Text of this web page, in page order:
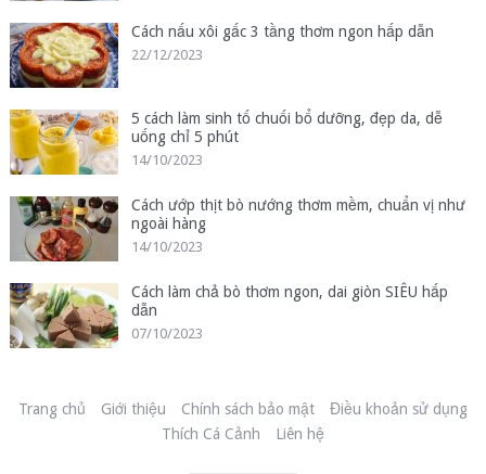
Cách nấu xôi gấc 3 tầng thơm ngon hấp dẫn
22/12/2023
5 cách làm sinh tố chuối bổ dưỡng, đẹp da, dễ
uống chỉ 5 phút
14/10/2023
Cách ướp thịt bò nướng thơm mềm, chuẩn vị như
ngoài hàng
14/10/2023
Cách làm chả bò thơm ngon, dai giòn SIÊU hấp
dẫn
07/10/2023
Trang chủ Giới thiệu Chính sách bảo mật
Điều khoản sử dụng
Thích Cá Cảnh
Liên hệ